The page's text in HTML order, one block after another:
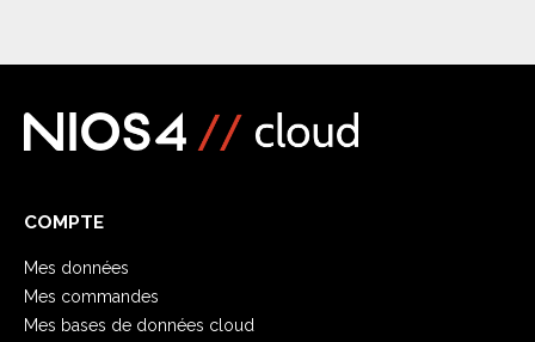
COMPTE
Mes données
Mes commandes
Mes bases de données cloud